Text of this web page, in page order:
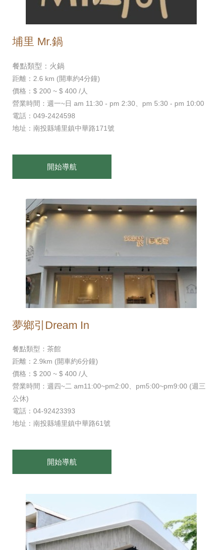
埔里 Mr.鍋
餐點類型：火鍋
距離：2.6 km (開車約4分鐘)
價格：$ 200 ~ $ 400 /人
營業時間：週一~日 am 11:30 - pm 2:30、pm 5:30 - pm 10:00
電話：049-2424598
地址：南投縣埔里鎮中華路171號
開始導航
夢鄉引Dream In
餐點類型：茶館
距離：2.9km (開車約6分鐘)
價格：$ 200 ~ $ 400 /人
營業時間：週四~二 am11:00~pm2:00、pm5:00~pm9:00 (週三
公休)
電話：04-92423393
地址：南投縣埔里鎮中華路61號
開始導航